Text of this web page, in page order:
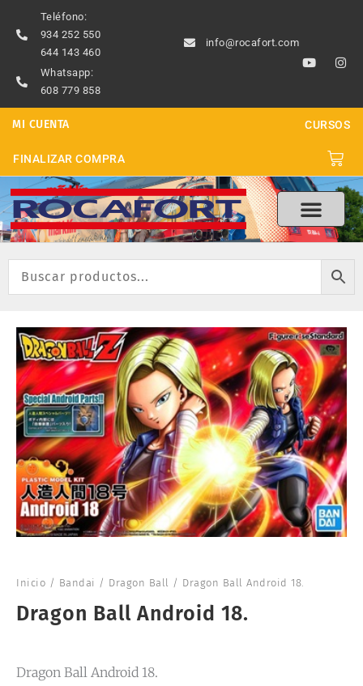
contenido
Teléfono:
934 252 550
644 143 460
Whatsapp:
608 779 858
info@rocafort.com
Y
o
u
b
e
I
n
a
g
r
m
MI CUENTA CURSOS
FINALIZAR COMPRA
Inicio / Bandai / Dragon Ball / Dragon Ball Android 18.
Dragon Ball Android 18.
Dragon Ball Android 18.